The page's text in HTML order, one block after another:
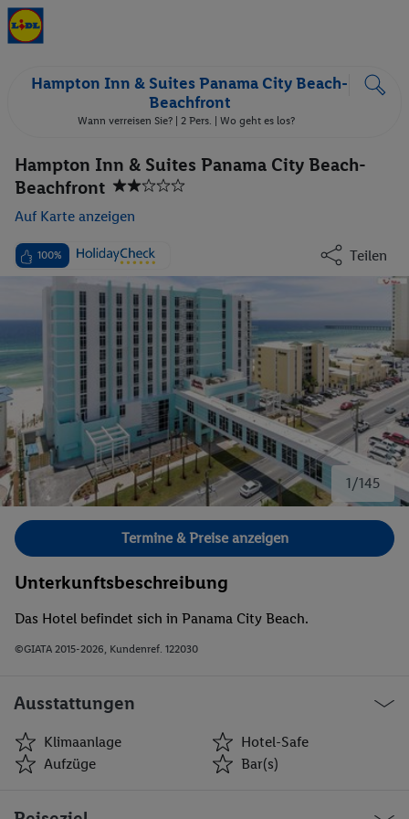
Hampton Inn & Suites Panama City Beach-
Beachfront
Wann verreisen Sie? | 2 Pers. | Wo geht es los?
Hampton Inn & Suites Panama City Beach-
Beachfront
Auf Karte anzeigen
100% Teilen
1/145
Bild 1 von 145.
Termine & Preise anzeigen
Unterkunftsbeschreibung
Das Hotel befindet sich in Panama City Beach.
©GIATA 2015-2026, Kundenref. 122030
Ausstattungen
Klimaanlage
Hotel-Safe
Aufzüge
Bar(s)